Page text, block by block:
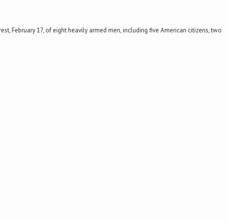
February 17, of eight heavily armed men, including five American citizens, two